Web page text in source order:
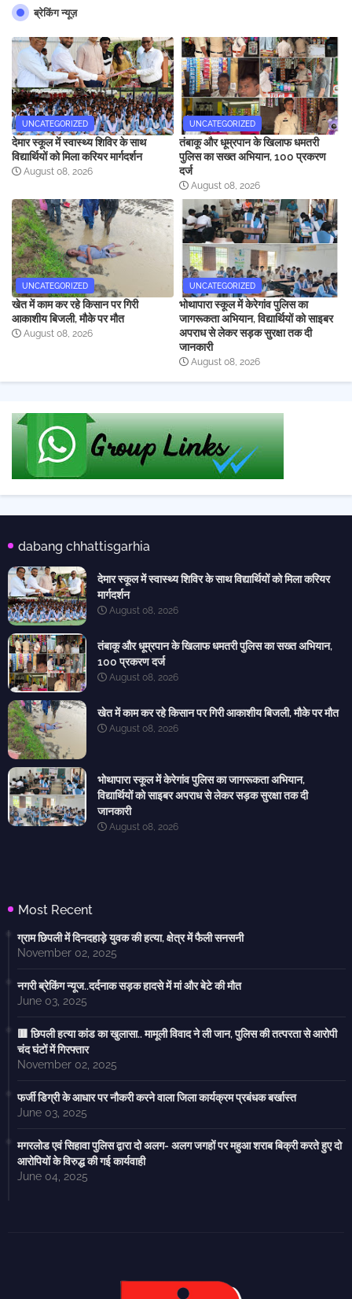
ब्रेकिंग न्यूज़
UNCATEGORIZED
देमार स्कूल में स्वास्थ्य शिविर के साथ
विद्यार्थियों को मिला करियर मार्गदर्शन
August 08, 2026
UNCATEGORIZED
तंबाकू और धूम्रपान के खिलाफ धमतरी
पुलिस का सख्त अभियान, 100 प्रकरण
दर्ज
August 08, 2026
UNCATEGORIZED
खेत में काम कर रहे किसान पर गिरी
आकाशीय बिजली, मौके पर मौत
August 08, 2026
UNCATEGORIZED
भोथापारा स्कूल में केरेगांव पुलिस का
जागरूकता अभियान, विद्यार्थियों को साइबर
अपराध से लेकर सड़क सुरक्षा तक दी
जानकारी
August 08, 2026
dabang chhattisgarhia
देमार स्कूल में स्वास्थ्य शिविर के साथ विद्यार्थियों को मिला करियर
मार्गदर्शन
August 08, 2026
तंबाकू और धूम्रपान के खिलाफ धमतरी पुलिस का सख्त अभियान,
100 प्रकरण दर्ज
August 08, 2026
खेत में काम कर रहे किसान पर गिरी आकाशीय बिजली, मौके पर मौत
August 08, 2026
भोथापारा स्कूल में केरेगांव पुलिस का जागरूकता अभियान,
विद्यार्थियों को साइबर अपराध से लेकर सड़क सुरक्षा तक दी
जानकारी
August 08, 2026
Most Recent
ग्राम छिपली में दिनदहाड़े युवक की हत्या, क्षेत्र में फैली सनसनी
November 02, 2025
नगरी ब्रेकिंग न्यूज..दर्दनाक सड़क हादसे में मां और बेटे की मौत
June 03, 2025
🟥 छिपली हत्या कांड का खुलासा.. मामूली विवाद ने ली जान, पुलिस की तत्परता से आरोपी
चंद घंटों में गिरफ्तार
November 02, 2025
फर्जी डिग्री के आधार पर नौकरी करने वाला जिला कार्यक्रम प्रबंधक बर्खास्त
June 03, 2025
मगरलोड एवं सिहावा पुलिस द्वारा दो अलग- अलग जगहों पर महुआ शराब बिक्री करते हुए दो
आरोपियों के विरुद्ध की गई कार्यवाही
June 04, 2025